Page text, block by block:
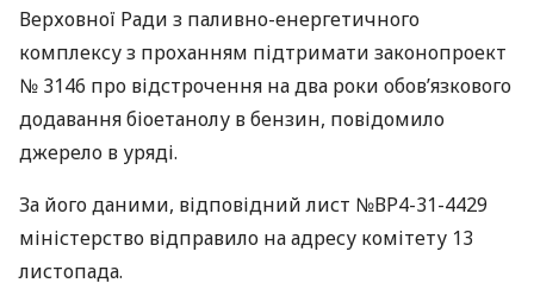
Верховної Ради з паливно-енергетичного
комплексу з проханням підтримати законопроект
№ 3146 про відстрочення на два роки обов’язкового
додавання біоетанолу в бензин, повідомило
джерело в уряді.
За його даними, відповідний лист №ВР4-31-4429
міністерство відправило на адресу комітету 13
листопада.